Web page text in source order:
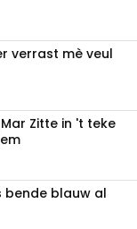
verrast mè veul
Zitte in 't teke
bende blauw al